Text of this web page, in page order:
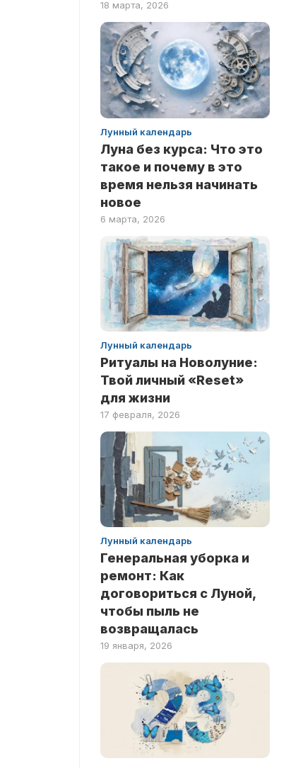
ФИЛЬМАМ
18 марта, 2026
Лунный календарь
Луна без курса: Что это
такое и почему в это
время нельзя начинать
новое
6 марта, 2026
Лунный календарь
Ритуалы на Новолуние:
Твой личный «Reset»
для жизни
17 февраля, 2026
Лунный календарь
Генеральная уборка и
ремонт: Как
договориться с Луной,
чтобы пыль не
возвращалась
19 января, 2026